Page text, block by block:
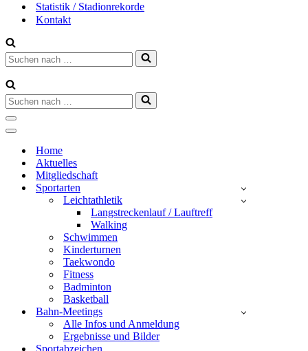
Statistik / Stadionrekorde
Kontakt
Suchen
nach …
Suchen
nach …
Navigationsmenü
Navigationsmenü
Home
Aktuelles
Mitgliedschaft
Sportarten
Leichtathletik
Langstreckenlauf / Lauftreff
Walking
Schwimmen
Kinderturnen
Taekwondo
Fitness
Badminton
Basketball
Bahn-Meetings
Alle Infos und Anmeldung
Ergebnisse und Bilder
Sportabzeichen